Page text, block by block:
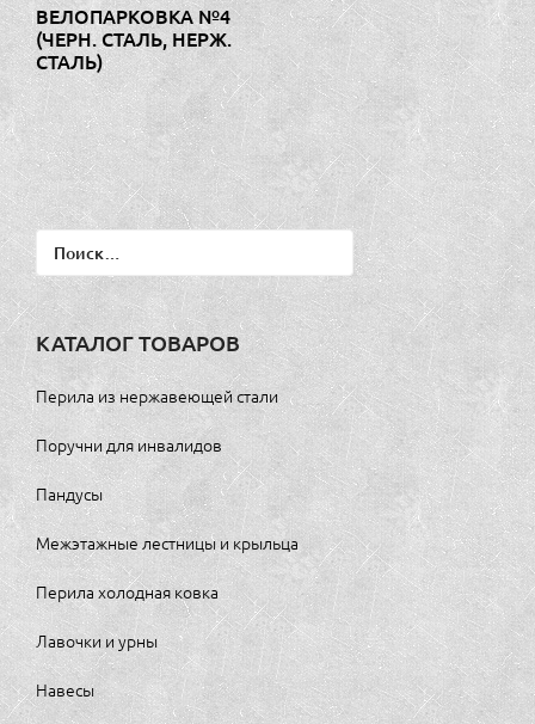
ВЕЛОПАРКОВКА №4
(ЧЕРН. СТАЛЬ, НЕРЖ.
СТАЛЬ)
Найти:
КАТАЛОГ ТОВАРОВ
Перила из нержавеющей стали
Поручни для инвалидов
Пандусы
Межэтажные лестницы и крыльца
Перила холодная ковка
Лавочки и урны
Навесы